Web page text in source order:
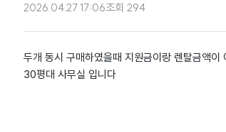
2026.04.27 17:06조회 294
두개 동시 구매하였을때 지원금이랑 렌탈금액
30평대 사무실 입니다